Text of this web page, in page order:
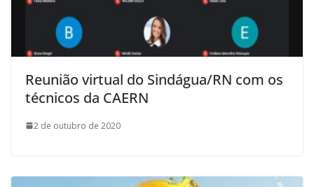
Reunião virtual do Sindágua/RN com os
técnicos da CAERN
2 de outubro de 2020